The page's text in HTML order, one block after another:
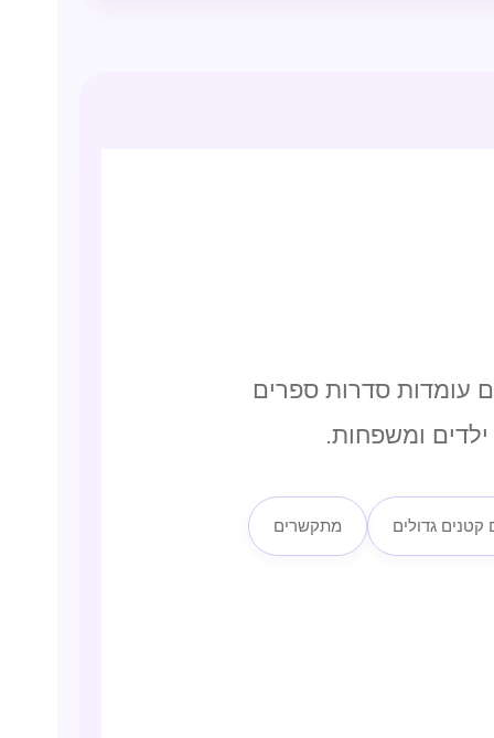
עומדות סדרות ספרים
ילדים ומשפחות.
קטנים גדולים מתקשרים